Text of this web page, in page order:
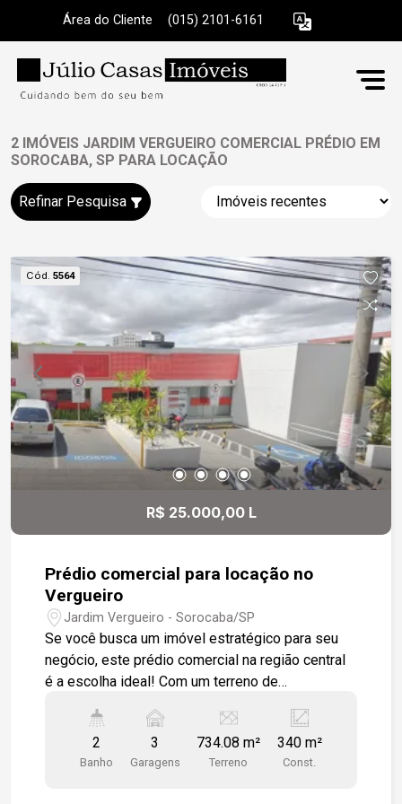
Área do Cliente (015) 2101-6161
2 IMÓVEIS JARDIM VERGUEIRO COMERCIAL PRÉDIO EM
SOROCABA, SP PARA LOCAÇÃO
Refinar Pesquisa
Cód. 5564
R$ 25.000,00 L
Prédio comercial para locação no
Vergueiro
Jardim Vergueiro - Sorocaba/SP
Se você busca um imóvel estratégico para seu
negócio, este prédio comercial na região central
é a escolha ideal! Com um terreno de
construída, ele oferece um espaço amplo e
versátil para diversas operações. Localização
Privilegiada: - Situado em uma avenida de grande
2
Banho
3
Garagens
734.08 m²
Terreno
340 m²
Const.